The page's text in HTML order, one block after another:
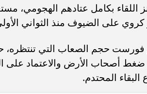
اللقاء بكامل عتادهم الهجومي،
على الضيوف منذ الثواني
فورست حجم الصعاب التي
أصحاب الأرض والاعتماد على
المحتدم.